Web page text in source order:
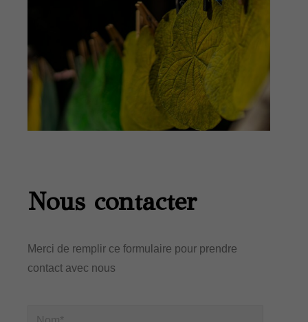
Nous contacter
Merci de remplir ce formulaire pour prendre
contact avec nous